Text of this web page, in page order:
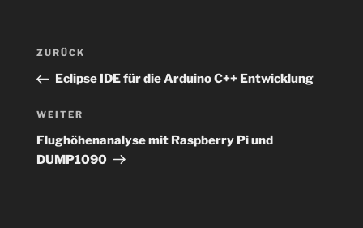
Beitragsnavigation
Vorheriger
Beitrag
ZURÜCK
Eclipse IDE für die Arduino C++ Entwicklung
Nächster
Beitrag
WEITER
Flughöhenanalyse mit Raspberry Pi und
DUMP1090